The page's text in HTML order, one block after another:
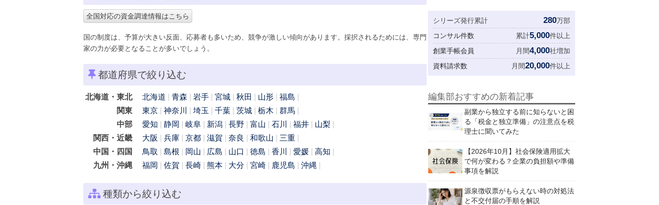
全国対応の資金調達情報はこちら
国の制度は、予算が大きい反面、応募者も多いため、競争が激しい傾向があります。採択されるためには、専門
家の力が必要となることが多いでしょう。
都道府県で絞り込む
北海道・東北 北海道 青森 岩手 宮城 秋田 山形
福島
関東
東京 神奈川 埼玉 千葉 茨城 栃木
群馬
中部
愛知 静岡 岐阜 新潟 長野 富山 石川 福井
山梨
関西・近畿
大阪 兵庫 京都 滋賀 奈良 和歌山
三重
中国・四国
鳥取 島根 岡山 広島 山口 徳島 香川 愛媛
高知
九州・沖縄
福岡 佐賀 長崎 熊本 大分 宮崎 鹿児島 沖縄
種類から絞り込む
シリーズ発行累計 280万部
コンサル件数
累計5,000件以上
創業手帳会員
月間4,000社増加
資料請求数
月間20,000件以上
編集部おすすめの新着記事
副業から独立する前に知らないと困
る「税金と独立準備」の注意点を税
理士に聞いてみた
【2026年10月】社会保険適用拡大
で何が変わる？企業の負担額や準備
事項を解説
源泉徴収票がもらえない時の対処法
と不交付届の手順を解説